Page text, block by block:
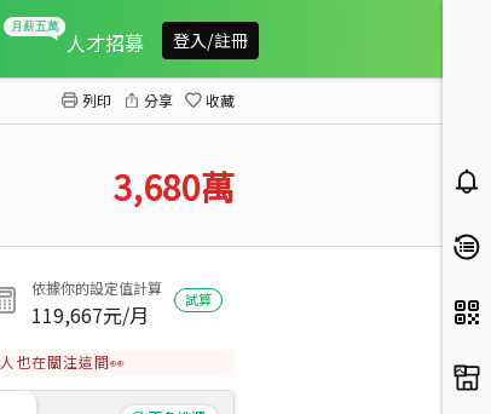
人才招募 登入/註冊
列印 分享 收藏
3,680萬
依據你的設定值計算
119,667元/月
試算
人也在關注這間👀